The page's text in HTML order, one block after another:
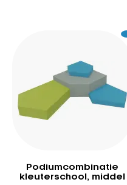
Podiumcombinatie
kleuterschool, middel